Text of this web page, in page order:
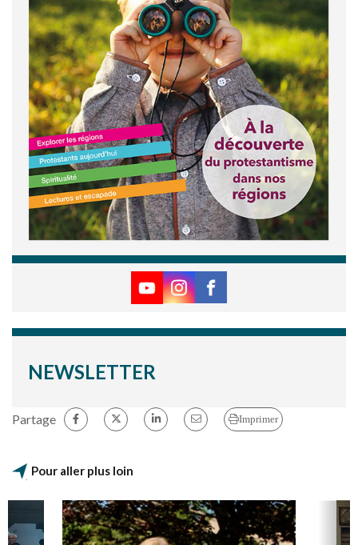
NEWSLETTER
Partage Imprimer
Pour aller plus loin